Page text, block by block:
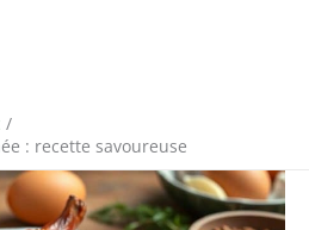
: recette savoureuse